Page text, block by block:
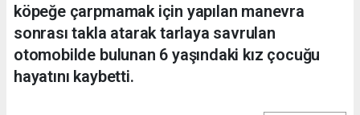
köpeğe çarpmamak için yapılan manevra
sonrası takla atarak tarlaya savrulan
otomobilde bulunan 6 yaşındaki kız çocuğu
hayatını kaybetti.